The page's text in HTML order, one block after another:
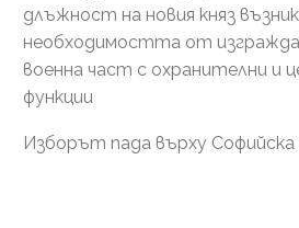
длъжност на новия княз
необходимостта от
военна част с охранителни и
функции
Изборът пада върху